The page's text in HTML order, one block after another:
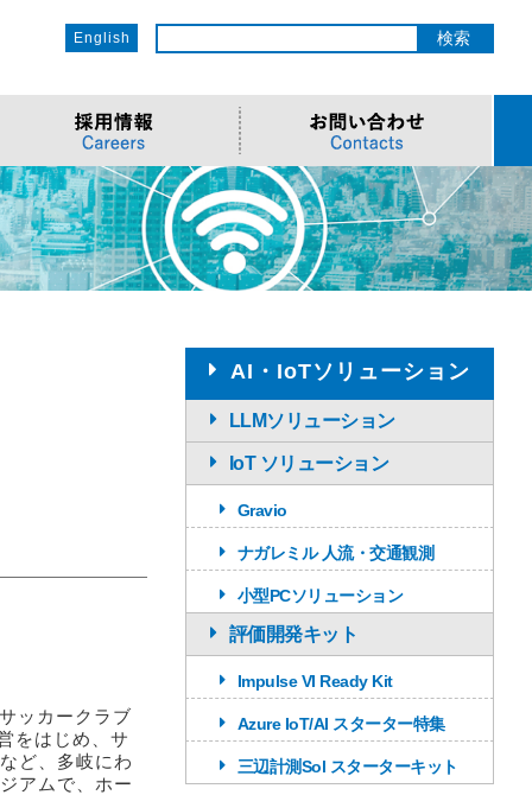
English
トワーク
ューション
電子部品/Automotive
>Components
>Semiconductor
リューション
ビス
ューション
>車載ソリューション
>地デジテレビ
>海外電子部品選定
CSR
>OECのCSR
>社会への取り組み
ッカークラブ
をはじめ、サ
ど、多岐にわ
アムで、ホー
AI・IoTソリューション
LLMソリューション
IoT ソリューション
Gravio
ナガレミル 人流・交通観測
小型PCソリューション
評価開発キット
Impulse VI Ready Kit
Azure IoT/AI スターター特集
三辺計測Sol スターターキット